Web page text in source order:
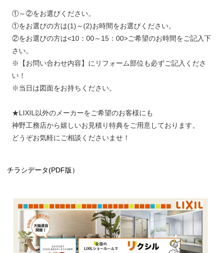
①～②をお選びください。
①をお選びの方は(1)～(2)お時間をお選びください。
②をお選びの方は<10：00～15：00>ご希望のお時間をご記入下
さい。
※【お問い合わせ内容】にリフォーム部位も必ずご記入くださ
い！
※当日は図面をお持ちください。
★LIXIL以外のメーカーをご希望のお客様にも
神野工務店から嬉しいお見積り特典をご用意しております。
どうぞお気軽にご相談くださいませ！
チラシデータ(PDF版）